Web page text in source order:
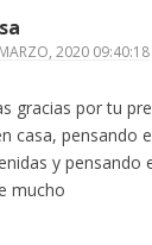
2020 09:40:18
gracias por tu
casa, pensando
y pensando
mucho